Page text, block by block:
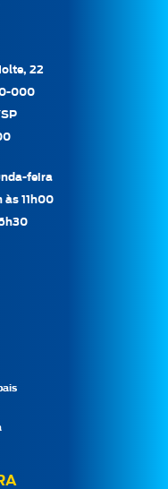
22
000
feira
11h00